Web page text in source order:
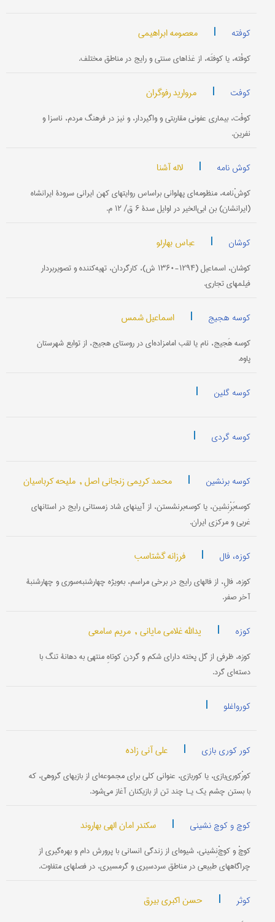
کوفته | معصومه ابراهیمی
کوفْته، یا کوفتَه، از غذاهای سنتی و رایج در مناطق مختلف.
کوفت | مروارید رفوگران
کوفْت، بیماری‌ عفونی مقاربتی و واگیردار، و نیز در فرهنگ مردم، ناسزا و
نفرین.
کوش نامه | لاله آشنا
کوشْ‌نامه، منظومه‌ای پهلوانی براساس روایتهای کهن ایرانی سرودۀ ایرانشاه
(ایرانشان) بن ابی‌الخیر در اوایل سدۀ ۶ ق/ ۱۲ م.
کوشان | عباس بهارلو
کوشان، اسماعیل (۱۲۹۴-۱۳۶۰ ش)، کارگردان، تهیه‌کننده و تصویربردار
فیلمهای تجاری.
کوسه هجیج | اسماعیل شمس
کوسه هَجیج، نام یا لقب امامزاده‌ای در روستای هجیج، از توابع شهرستان
پاوه.
کوسه گلین |
کوسه گردی |
کوسه برنشین | محمد کریمی زنجانی اصل , ملیحه کرباسیان
کوسه‌بَرْنِشین، یا کوسه‌برنشستن، از آیینهای شاد زمستانی رایج در استانهای
غربی و مرکزی ایران.
کوزه، فال | فرزانه گشتاسب
کوزه، فالِ، از فالهای رایج در برخی مراسم، به‌ویژه چهارشنبه‌سوری و چهارشنبۀ
آخر صفر.
کوزه | یدالله غلامی مایانی , مریم سامعی
کوزه، ظرفی از گل پخته دارای شکم و گردن کوتاهِ منتهی به دهانۀ تنگ با
دسته‌ای گرد.
کورواغلو |
کور کوری بازی | علی آنی زاده
کورْکوری‌بازی، یا کوربازی، عنوانی کلی برای مجموعه‌ای از بازیهای گروهی، که
با بستن چشم یک یـا چند تن از بازیکنان آغاز می‌شود.
کوچ و کوچ نشینی | سکندر امان الهی بهاروند
کوچْ و کوچْ‌نِشینی، شیوه‌ای از زندگی انسانی با پرورش دام و بهره‌گیری از
چراگاههای طبیعی در مناطق سردسیری و گرمسیری، در فصلهای متفاوت.
کوثر | حسن اکبری بیرق